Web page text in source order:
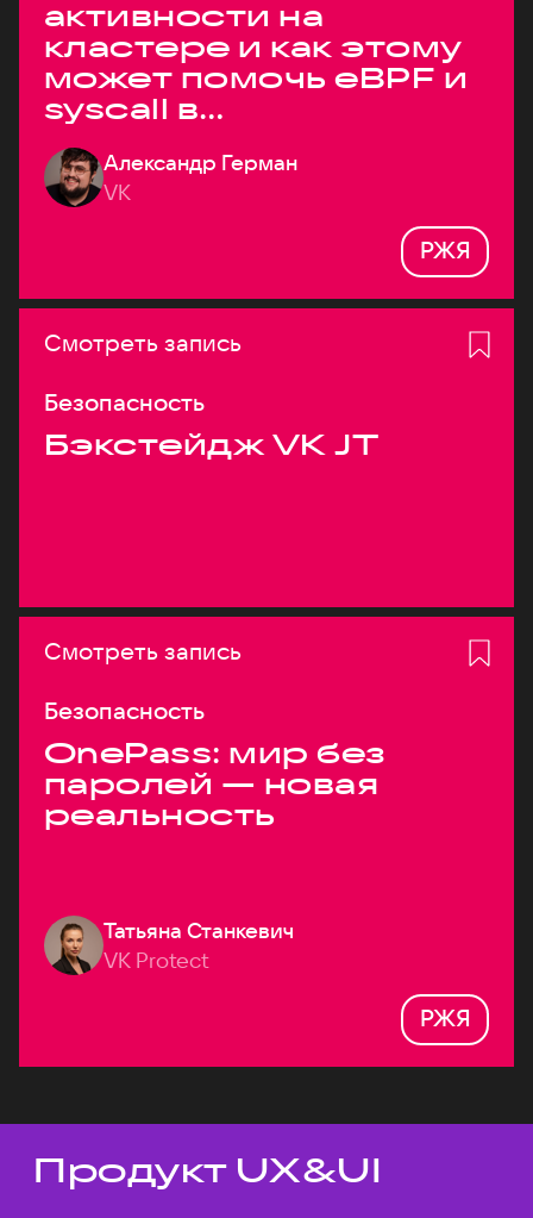
активности на
кластере и как этому
может помочь eBPF и
syscall в
высоконагруженных
системах
Александр Герман
VK
РЖЯ
Смотреть запись
Безопасность
Бэкстейдж VK JT
Смотреть запись
Безопасность
OnePass: мир без
паролей — новая
реальность
Татьяна Станкевич
VK Protect
РЖЯ
Темы докладов
Продукт UX&UI